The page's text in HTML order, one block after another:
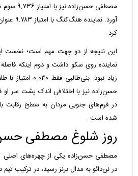
مصطفی
آورد.
کرد.
این نتیجه از دو جهت مهم است؛ نخست
نماینده روی سکو داشت و دوم اینکه فاصله
زیاد نبود.
حسن‌زاده نیز با اختلافی اندک پشت سر او
در فرم‌های جنوبی مردان به سطح رقابت
شده است.
روز شلوغ مصطفی
مصطفی حسن‌زاده یکی از چهره‌های اصلی
در نن‌دائو به مدال برنز رسید، در ترکیب